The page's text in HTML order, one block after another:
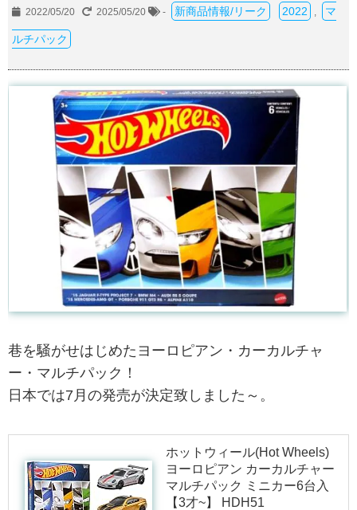
2022/05/20 2025/05/20 - 新商品情報/リーク 2022 マ
ルチパック
巷を騒がせはじめたヨーロピアン・カーカルチャ
ー・マルチパック！
日本では7月の発売が決定致しました～。
ホットウィール(Hot Wheels)
ヨーロピアン カーカルチャー
マルチパック ミニカー6台入
【3才~】 HDH51